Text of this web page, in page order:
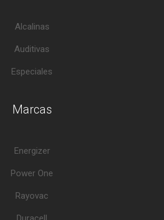
Alcalinas
Auditivas
Especiales
Marcas
Energizer
Power One
Rayovac